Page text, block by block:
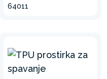
64011